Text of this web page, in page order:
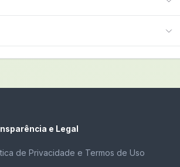
e Legal
de Privacidade e Termos de Uso